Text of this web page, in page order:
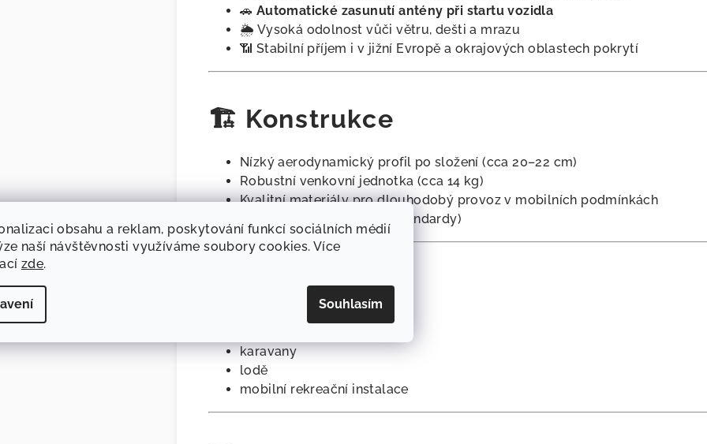
obsahu a reklam, poskytování funkcí sociálních médií
naší návštěvnosti využíváme soubory cookies. Více
zde.
Souhlasím
🚗 Automatické zasunutí antény při startu vozidla
🌦️ Vysoká odolnost vůči větru, dešti a mrazu
📶 Stabilní příjem i v jižní Evropě a okrajových oblastech pokrytí
🏗️ Konstrukce
Nízký aerodynamický profil po složení (cca 20–22 cm)
Robustní venkovní jednotka (cca 14 kg)
Kvalitní materiály pro dlouhodobý provoz v mobilních podmínkách
Certifikace výrobce (ISO standardy)
🚐 Použití
karavany
lodě
mobilní rekreační instalace